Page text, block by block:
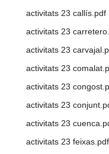
activitats 23 callís.pdf
activitats 23
activitats 23
activitats 23
activitats 23
activitats 23
activitats 23
activitats 23 feixas.pdf